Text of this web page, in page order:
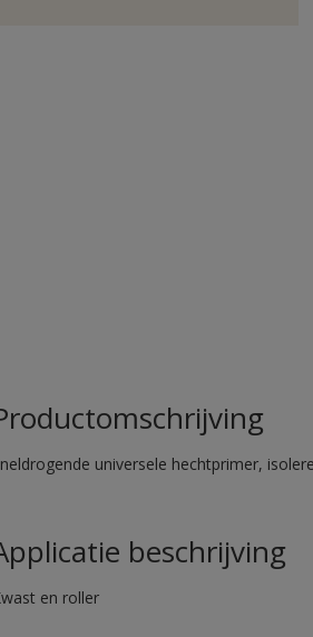
universele hechtprimer,
beschrijving
en roller